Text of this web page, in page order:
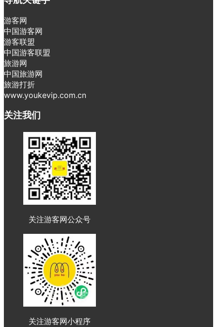
游客网
中国游客网
游客联盟
中国游客联盟
旅游网
中国旅游网
旅游打折
www.youkevip.com.cn
关注我们
关注游客网公众号
关注游客网小程序